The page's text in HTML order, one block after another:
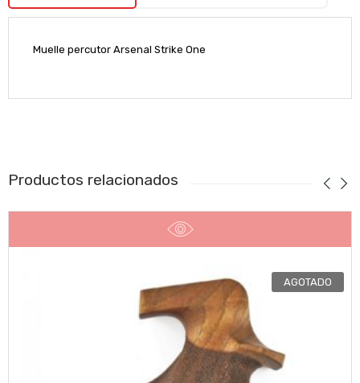
Muelle percutor Arsenal Strike One
Productos relacionados
AGOTADO